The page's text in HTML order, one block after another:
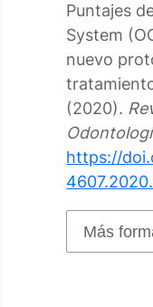
Puntajes
System
nuevo
(2020).
https://
Más